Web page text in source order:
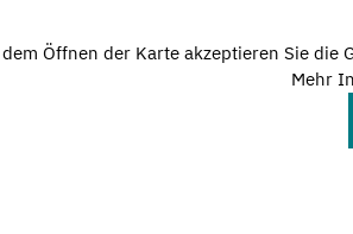
Öffnen der Karte akzeptieren Sie die
Mehr